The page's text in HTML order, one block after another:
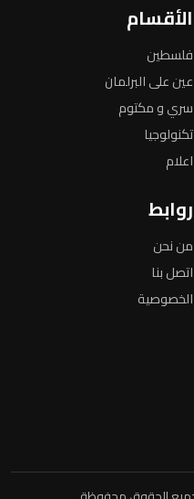
الأقسام
فلسطين
عين على البرلمان
سري و مكتوم
تكنولوجيا
اعلام
روابط
من نحن
اتصل بنا
الخصوصية